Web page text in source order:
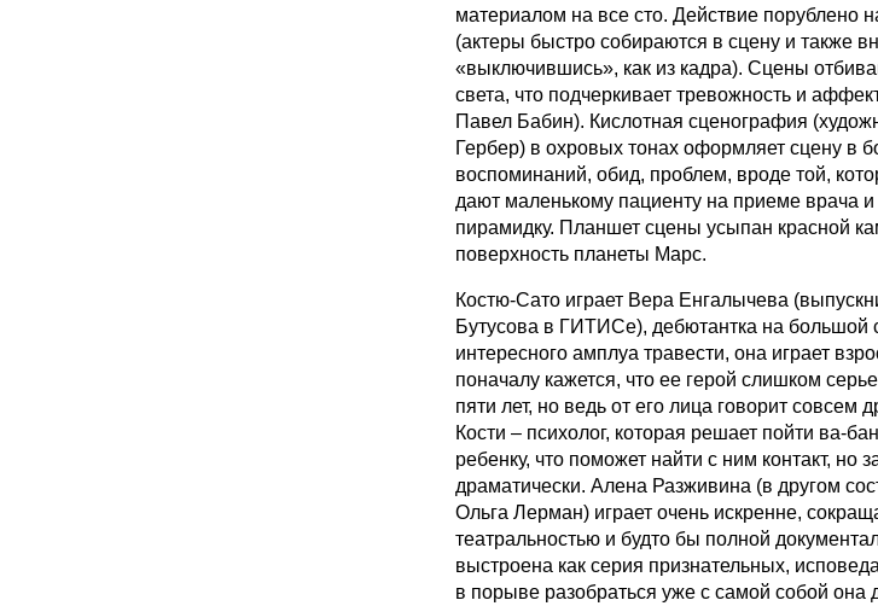
материалом на все сто. Действие порублено
(актеры быстро собираются в сцену и также
«выключившись», как из кадра). Сцены
света, что подчеркивает тревожность и
Павел Бабин). Кислотная сценография
Гербер) в охровых тонах оформляет сцену в
воспоминаний, обид, проблем, вроде той,
дают маленькому пациенту на приеме врача и
пирамидку. Планшет сцены усыпан красной
поверхность планеты Марс.
Костю-Сато играет Вера Енгалычева
Бутусова в ГИТИСе), дебютантка на большой
интересного амплуа травести, она играет
поначалу кажется, что ее герой слишком
пяти лет, но ведь от его лица говорит совсем
Кости – психолог, которая решает пойти ва-
ребенку, что поможет найти с ним контакт, но
драматически. Алена Разживина (в другом
Ольга Лерман) играет очень искренне,
театральностью и будто бы полной
выстроена как серия признательных,
в порыве разобраться уже с самой собой она